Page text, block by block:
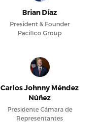
Brian Díaz
President & Founder
Pacifico Group
Carlos Johnny Méndez
Núñez
Presidente Cámara de
Representantes